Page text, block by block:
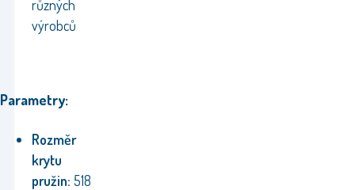
různých
výrobců
Parametry:
Rozměr
krytu
pružin: 518